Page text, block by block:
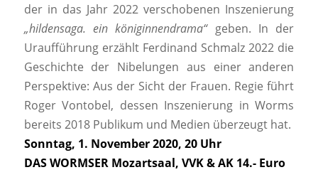
der in das Jahr 2022 verschobenen Inszenierung
„hildensaga. ein königinnendrama“geben. In der
Uraufführung erzählt Ferdinand Schmalz 2022 die
Geschichte der Nibelungen aus einer anderen
Perspektive: Aus der Sicht der Frauen. Regie führt
Roger Vontobel, dessen Inszenierung in Worms
bereits 2018 Publikum und Medien überzeugt hat.
Sonntag, 1. November 2020, 20 Uhr
DAS WORMSER Mozartsaal, VVK & AK 14.- Euro